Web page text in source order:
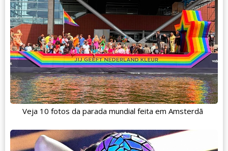
Veja 10 fotos da parada mundial feita em Amsterdã